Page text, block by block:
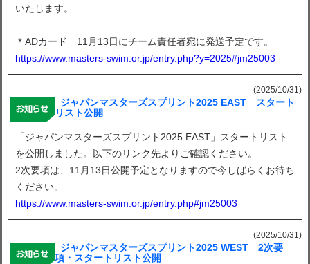
いたします。
＊ADカード 11月13日にチーム責任者宛に発送予定です。
https://www.masters-swim.or.jp/entry.php?y=2025#jm25003
(2025/10/31)
ジャパンマスターズスプリント2025 EAST スタート
リスト公開
「ジャパンマスターズスプリント2025 EAST」スタートリスト
を公開しました。以下のリンク先よりご確認ください。
2次要項は、11月13日公開予定となりますので今しばらくお待ち
ください。
https://www.masters-swim.or.jp/entry.php#jm25003
(2025/10/31)
ジャパンマスターズスプリント2025 WEST 2次要
項・スタートリスト公開